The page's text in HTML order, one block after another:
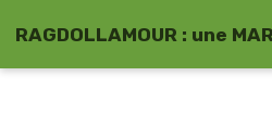
RAGDOLLAMOUR : une